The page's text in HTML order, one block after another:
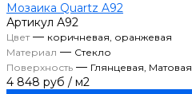
Мозаика Quartz A92
Артикул А92
Цвет— коричневая, оранжевая
Материал — Стекло
Поверхность — Глянцевая, Матовая
4 848 руб / м2